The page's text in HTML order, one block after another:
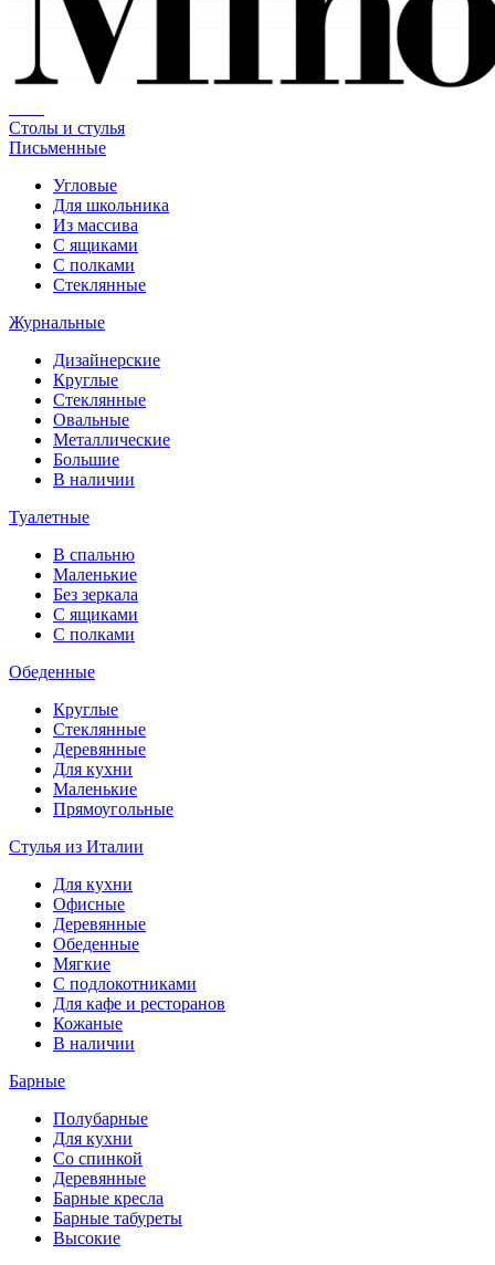
Столы и стулья
Письменные
Угловые
Для школьника
Из массива
С ящиками
С полками
Стеклянные
Журнальные
Дизайнерские
Круглые
Стеклянные
Овальные
Металлические
Большие
В наличии
Туалетные
В спальню
Маленькие
Без зеркала
С ящиками
С полками
Обеденные
Круглые
Стеклянные
Деревянные
Для кухни
Маленькие
Прямоугольные
Стулья из Италии
Для кухни
Офисные
Деревянные
Обеденные
Мягкие
С подлокотниками
Для кафе и ресторанов
Кожаные
В наличии
Барные
Полубарные
Для кухни
Со спинкой
Деревянные
Барные кресла
Барные табуреты
Высокие